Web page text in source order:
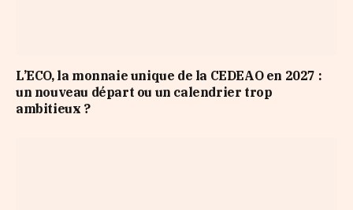
L’ECO, la monnaie unique de la CEDEAO en 2027 :
un nouveau départ ou un calendrier trop
ambitieux ?